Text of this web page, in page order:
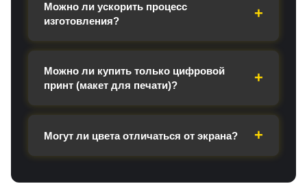
Можно ли ускорить процесс
изготовления?
Можно ли купить только цифровой
принт (макет для печати)?
Могут ли цвета отличаться от экрана?